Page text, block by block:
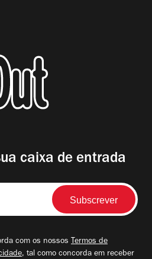
caixa de entrada
com os nossos Termos de
, tal como concorda em receber